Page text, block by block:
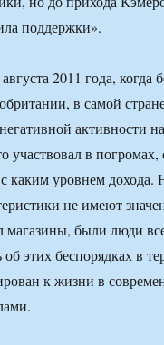
поддержки».
2011 года, когда
в самой
активности
участвовал в
каким уровнем дохода.
не имеют
магазины, были люди
об этих беспорядках в
к жизни в